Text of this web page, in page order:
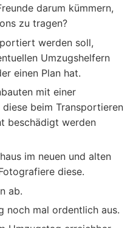
darum kümmern,
zu tragen?
werden soll,
Umzugshelfern
einen Plan hat.
mit einer
diese beim Transportieren
beschädigt werden
im neuen und alten
diese.
ab.
noch mal ordentlich aus.